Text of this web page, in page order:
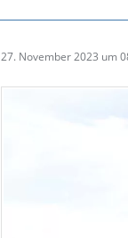
27. November 2023 um